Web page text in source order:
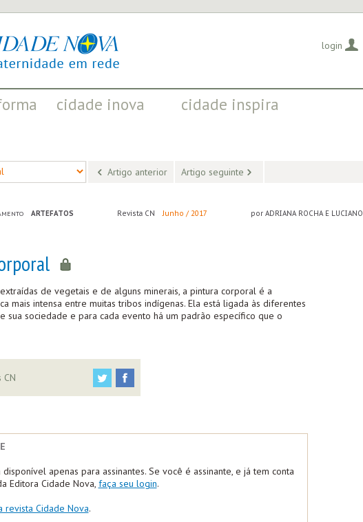
cidade inova cidade inspira
login
Artigo anterior Artigo seguinte
ARTEFATOS Revista CN Junho / 2017
por ADRIANA ROCHA E LUCIANO
de vegetais e de alguns minerais, a pintura corporal é a
mais intensa entre muitas tribos indígenas. Ela está ligada às diferentes
sua sociedade e para cada evento há um padrão específico que o
CN
apenas para assinantes. Se você é assinante, e já tem conta
Editora Cidade Nova, faça seu login.
revista Cidade Nova.